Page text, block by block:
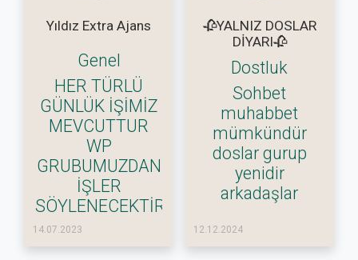
Yıldız Extra Ajans
Genel
HER TÜRLÜ
GÜNLÜK İŞİMİZ
MEVCUTTUR
WP
GRUBUMUZDAN
İŞLER
SÖYLENECEKTİR
14.07.2023
🥀YALNIZ DOSLAR
DİYARI🥀
Dostluk
Sohbet
muhabbet
mümkündür
doslar gurup
yenidir
arkadaşlar
12.12.2024